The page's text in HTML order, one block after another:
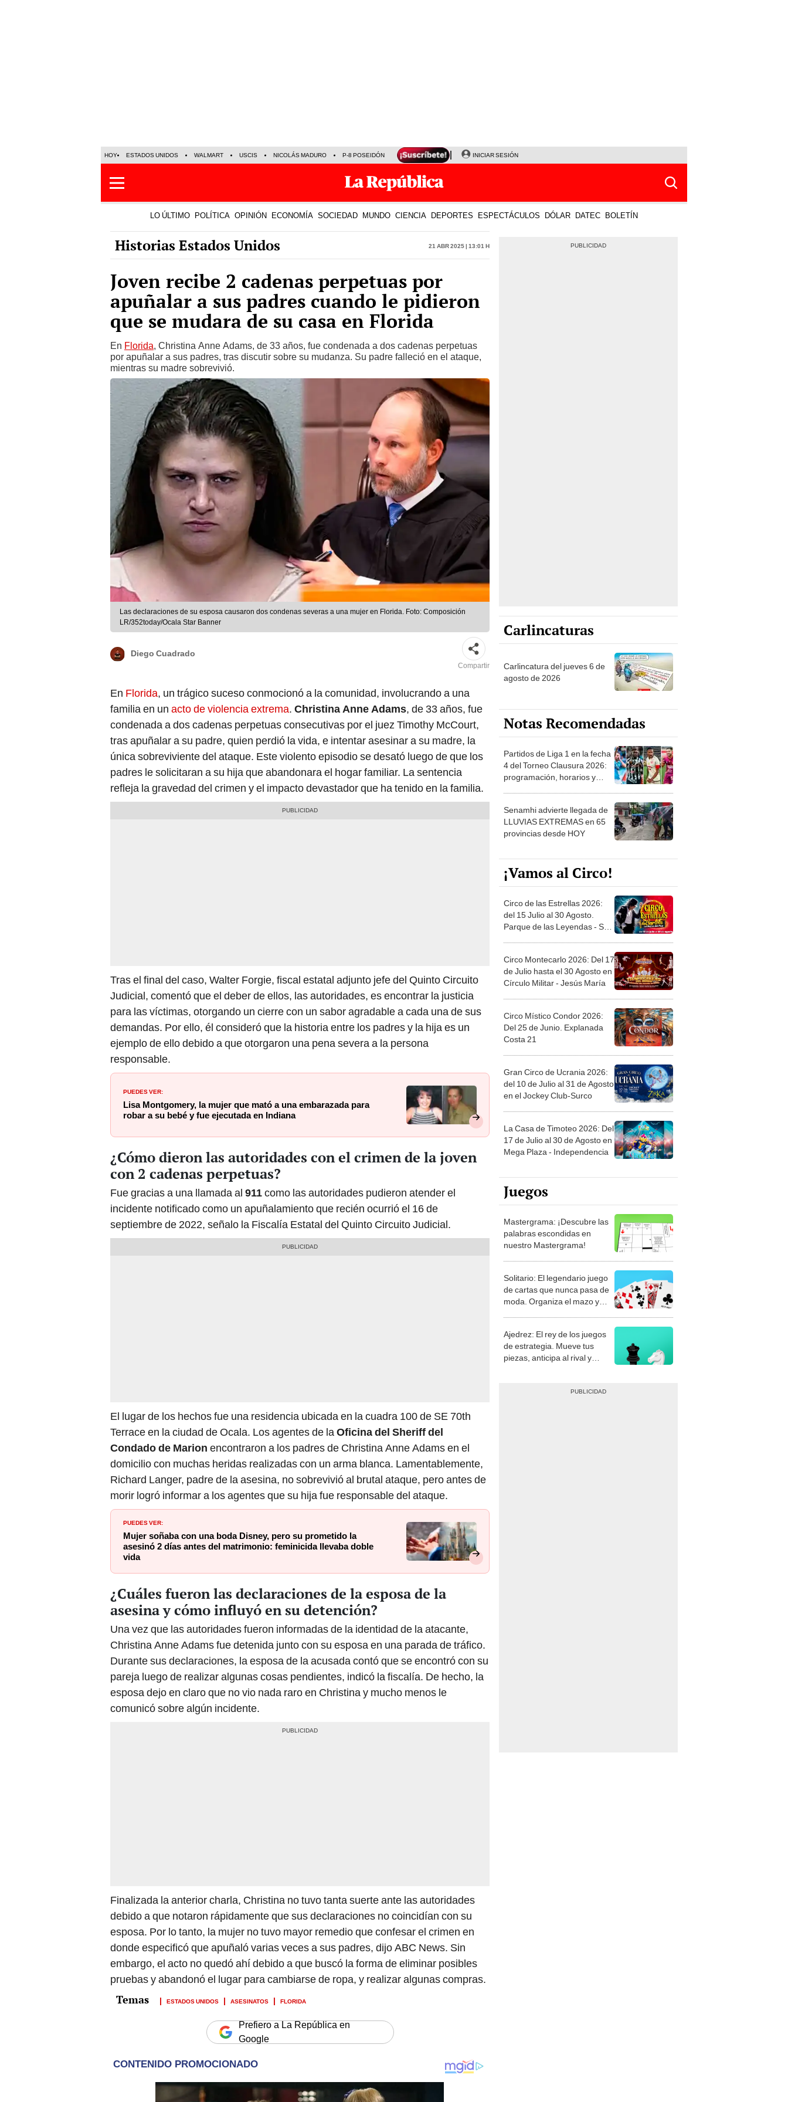
HOY ESTADOS UNIDOS WALMART USCIS NICOLÁS MADURO P-8 POSEIDÓN INICIAR SESIÓN
LO ÚLTIMO POLÍTICA OPINIÓN ECONOMÍA SOCIEDAD MUNDO CIENCIA DEPORTES ESPECTÁCULOS DÓLAR DATEC BOLETÍN
Historias Estados Unidos 21 Abr 2025 | 13:01 h
Joven recibe 2 cadenas perpetuas por
apuñalar a sus padres cuando le pidieron
que se mudara de su casa en Florida
En Florida, Christina Anne Adams, de 33 años, fue condenada a dos cadenas perpetuas
por apuñalar a sus padres, tras discutir sobre su mudanza. Su padre falleció en el ataque,
mientras su madre sobrevivió.
Las declaraciones de su esposa causaron dos condenas severas a una mujer en Florida. Foto: Composición
LR/352today/Ocala Star Banner
Diego Cuadrado
Compartir
En Florida, un trágico suceso conmocionó a la comunidad, involucrando a una
familia en un acto de violencia extrema. Christina Anne Adams, de 33 años, fue
condenada a dos cadenas perpetuas consecutivas por el juez Timothy McCourt,
tras apuñalar a su padre, quien perdió la vida, e intentar asesinar a su madre, la
única sobreviviente del ataque. Este violento episodio se desató luego de que los
padres le solicitaran a su hija que abandonara el hogar familiar. La sentencia
refleja la gravedad del crimen y el impacto devastador que ha tenido en la familia.
Tras el final del caso, Walter Forgie, fiscal estatal adjunto jefe del Quinto Circuito
Judicial, comentó que el deber de ellos, las autoridades, es encontrar la justicia
para las víctimas, otorgando un cierre con un sabor agradable a cada una de sus
demandas. Por ello, él consideró que la historia entre los padres y la hija es un
ejemplo de ello debido a que otorgaron una pena severa a la persona
responsable.
PUEDES VER:
Lisa Montgomery, la mujer que mató a una embarazada para
robar a su bebé y fue ejecutada en Indiana
¿Cómo dieron las autoridades con el crimen de la joven
con 2 cadenas perpetuas?
Fue gracias a una llamada al 911como las autoridades pudieron atender el
incidente notificado como un apuñalamiento que recién ocurrió el 16 de
septiembre de 2022, señalo la Fiscalía Estatal del Quinto Circuito Judicial.
El lugar de los hechos fue una residencia ubicada en la cuadra 100 de SE 70th
Terrace en la ciudad de Ocala. Los agentes de laOficina del Sheriff del
Condado de Marion encontraron a los padres de Christina Anne Adams en el
domicilio con muchas heridas realizadas con un arma blanca. Lamentablemente,
Richard Langer, padre de la asesina, no sobrevivió al brutal ataque, pero antes de
morir logró informar a los agentes que su hija fue responsable del ataque.
PUEDES VER:
Mujer soñaba con una boda Disney, pero su prometido la
asesinó 2 días antes del matrimonio: feminicida llevaba doble
vida
¿Cuáles fueron las declaraciones de la esposa de la
asesina y cómo influyó en su detención?
Una vez que las autoridades fueron informadas de la identidad de la atacante,
Christina Anne Adams fue detenida junto con su esposa en una parada de tráfico.
Durante sus declaraciones, la esposa de la acusada contó que se encontró con su
pareja luego de realizar algunas cosas pendientes, indicó la fiscalía. De hecho, la
esposa dejo en claro que no vio nada raro en Christina y mucho menos le
comunicó sobre algún incidente.
Finalizada la anterior charla, Christina no tuvo tanta suerte ante las autoridades
debido a que notaron rápidamente que sus declaraciones no coincidían con su
esposa. Por lo tanto, la mujer no tuvo mayor remedio que confesar el crimen en
donde especificó que apuñaló varias veces a sus padres, dijo ABC News. Sin
embargo, el acto no quedó ahí debido a que buscó la forma de eliminar posibles
pruebas y abandonó el lugar para cambiarse de ropa, y realizar algunas compras.
ESTADOS UNIDOS ASESINATOS FLORIDA
Prefiero a La República en
Google
Carlincaturas
Carlincatura del jueves 6 de
agosto de 2026
Notas Recomendadas
Partidos de Liga 1 en la fecha
4 del Torneo Clausura 2026:
programación, horarios y
Senamhi advierte llegada de
LLUVIAS EXTREMAS en 65
provincias desde HOY
¡Vamos al Circo!
Circo de las Estrellas 2026:
del 15 Julio al 30 Agosto.
Parque de las Leyendas - San
Circo Montecarlo 2026: Del 17
de Julio hasta el 30 Agosto en
Círculo Militar - Jesús María
Circo Místico Condor 2026:
Del 25 de Junio. Explanada
Costa 21
Gran Circo de Ucrania 2026:
del 10 de Julio al 31 de Agosto
en el Jockey Club-Surco
La Casa de Timoteo 2026: Del
17 de Julio al 30 de Agosto en
Mega Plaza - Independencia
Juegos
Mastergrama: ¡Descubre las
palabras escondidas en
nuestro Mastergrama!
Solitario: El legendario juego
de cartas que nunca pasa de
moda. Organiza el mazo y
Ajedrez: El rey de los juegos
de estrategia. Mueve tus
piezas, anticipa al rival y